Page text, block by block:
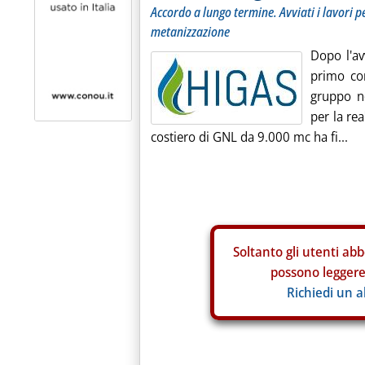
Accordo a lungo termine. Avviati i lavori
metanizzazione
Dopo
primo
gruppo
per la
costiero di GNL da 9.000 mc ha fi...
Soltanto gli utenti
possono
Richiedi un